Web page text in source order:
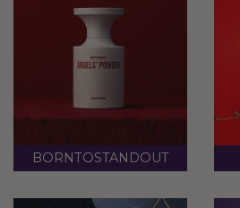
BORNTOSTANDOUT